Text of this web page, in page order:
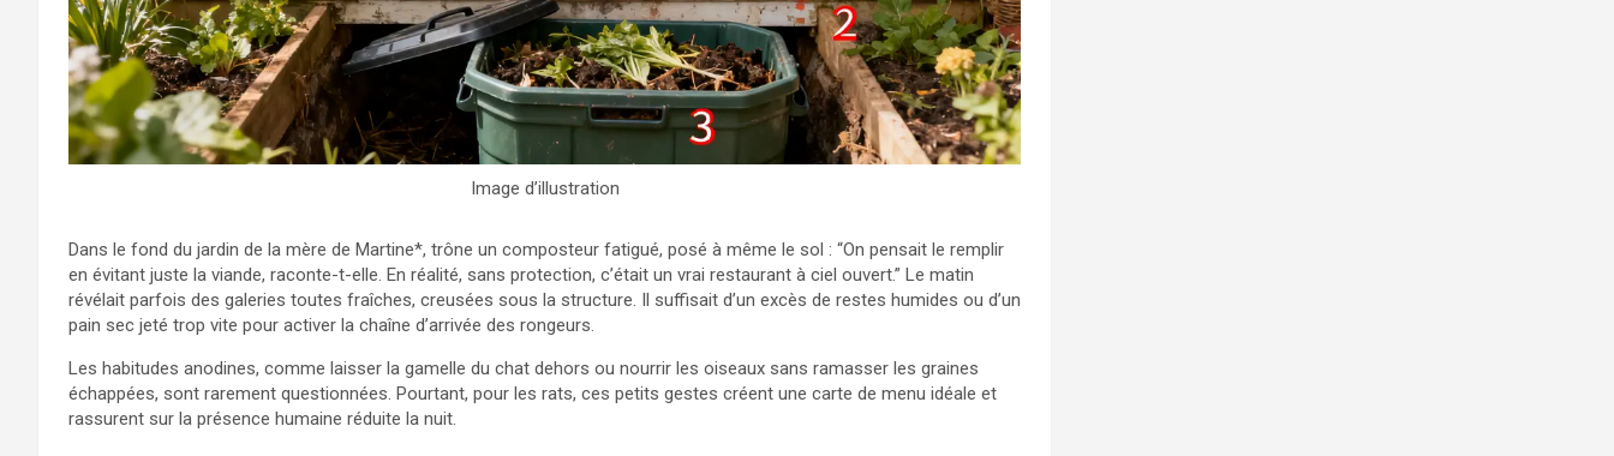
Image d’illustration
Dans le fond du jardin de la mère de Martine*, trône un composteur fatigué, posé à même le sol : “On pensait le remplir
en évitant juste la viande, raconte-t-elle. En réalité, sans protection, c’était un vrai restaurant à ciel ouvert.” Le matin
révélait parfois des galeries toutes fraîches, creusées sous la structure. Il suffisait d’un excès de restes humides ou d’un
pain sec jeté trop vite pour activer la chaîne d’arrivée des rongeurs.
Les habitudes anodines, comme laisser la gamelle du chat dehors ou nourrir les oiseaux sans ramasser les graines
échappées, sont rarement questionnées. Pourtant, pour les rats, ces petits gestes créent une carte de menu idéale et
rassurent sur la présence humaine réduite la nuit.